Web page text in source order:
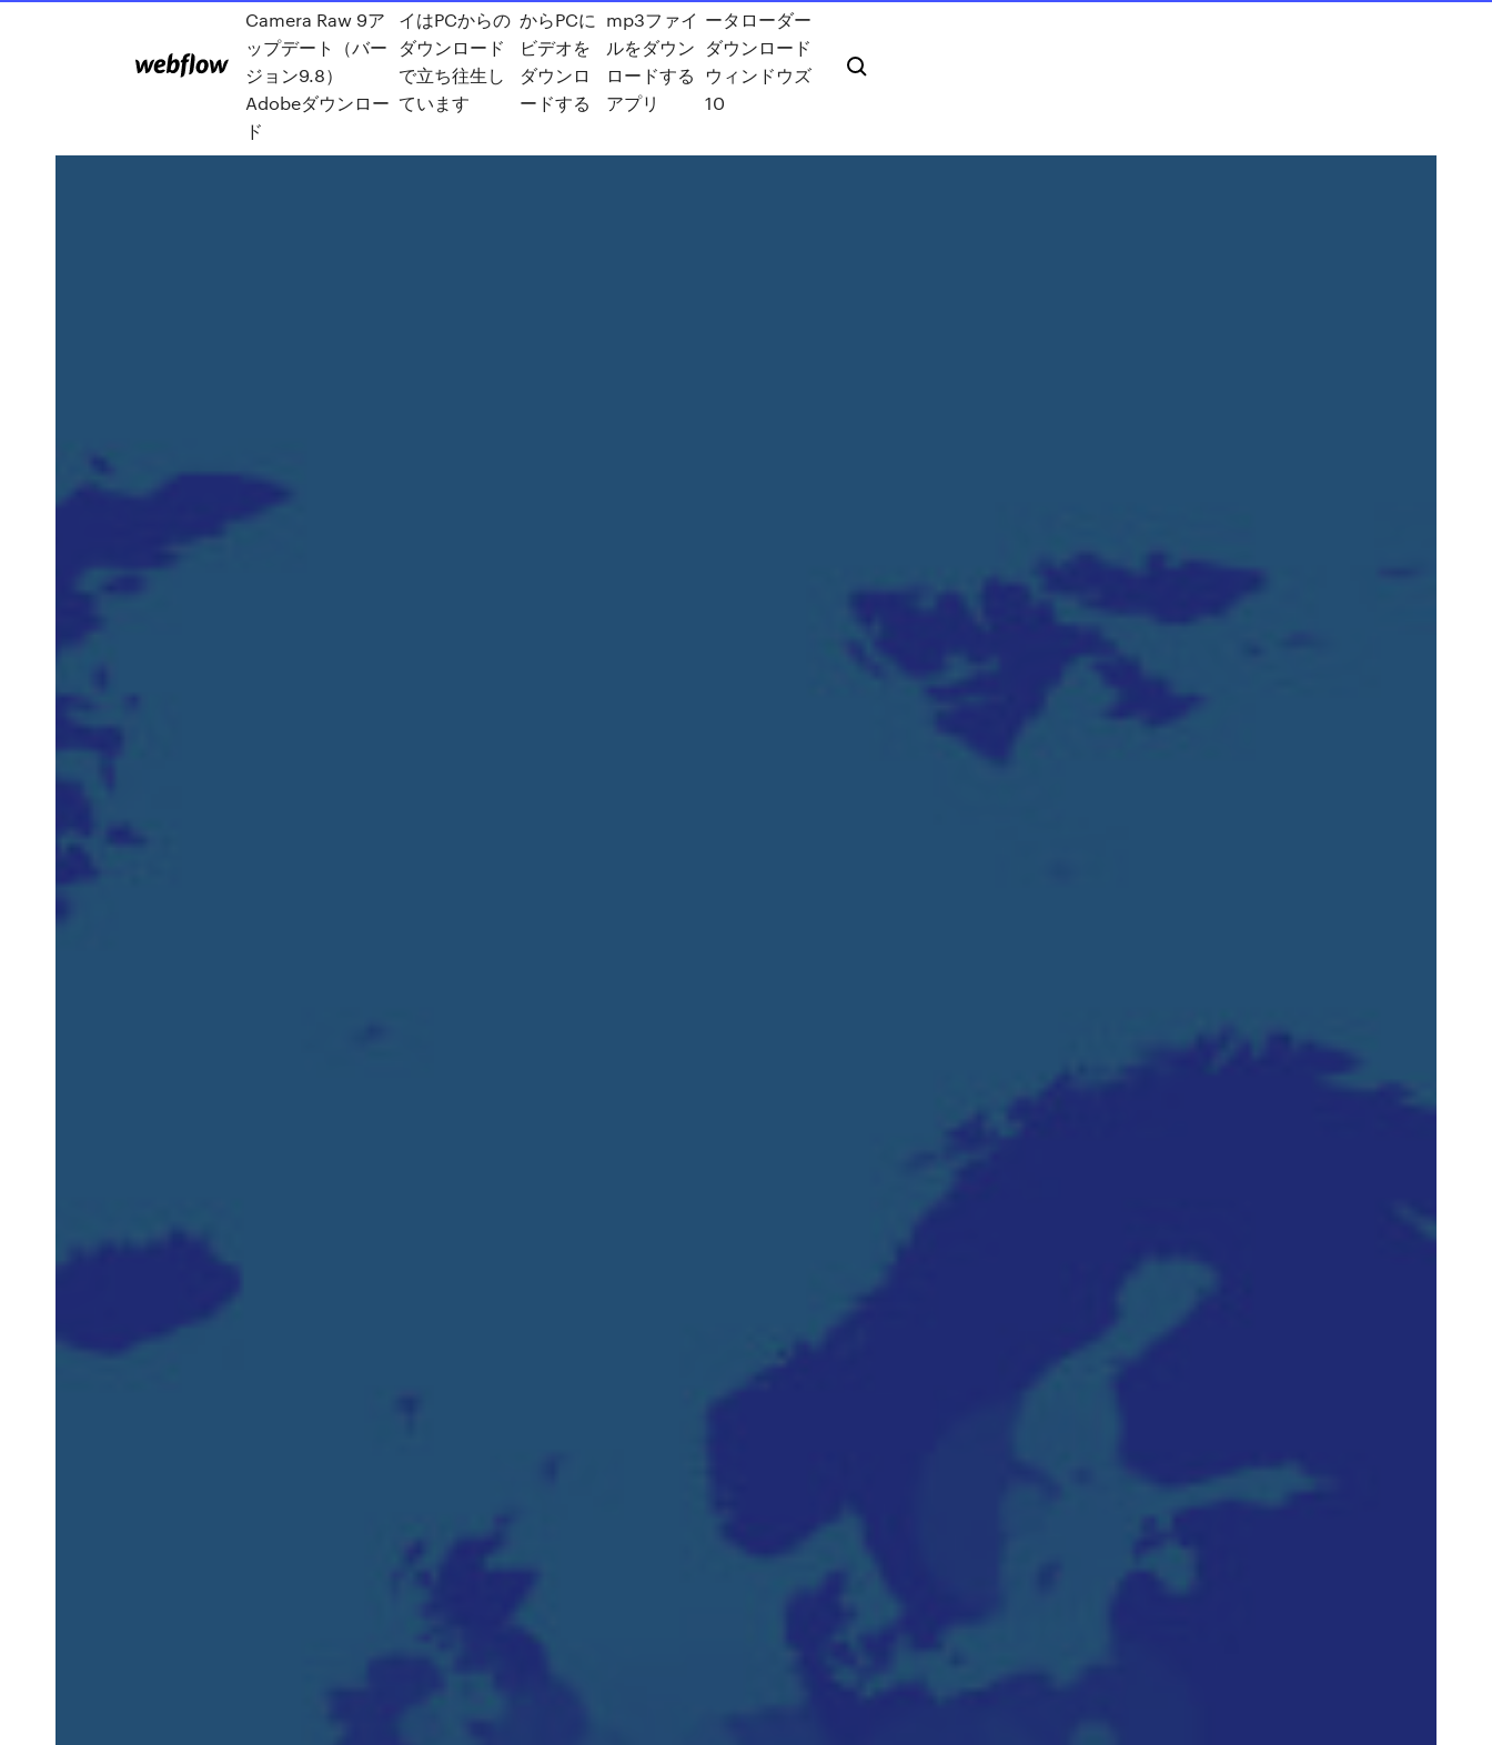
Camera Raw 9ア
ップデート（バー
ジョン9.8）
Adobeダウンロー
ド
イはPCからの
ダウンロード
で立ち往生し
ています
からPCに
ビデオを
ダウンロ
ードする
mp3ファイ
ルをダウン
ロードする
アプリ
ータローダー
ダウンロード
ウィンドウズ
10